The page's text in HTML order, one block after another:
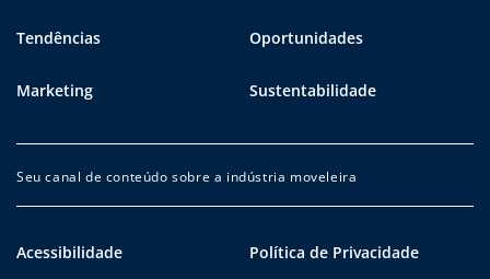
Tendências Oportunidades
Marketing Sustentabilidade
Seu canal de conteúdo sobre a indústria moveleira
Acessibilidade Política de Privacidade